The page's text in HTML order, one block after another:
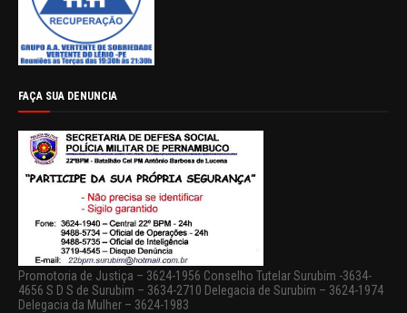
FAÇA SUA DENUNCIA
Promotoria de Justiça – 3624-1956 Conselho Tutelar Surubim -3634-
4656 S D S de Surubim – 3634-2710 Delegacia de Surubim – 3624-1974
Delegacia da Mulher – 3624-1983